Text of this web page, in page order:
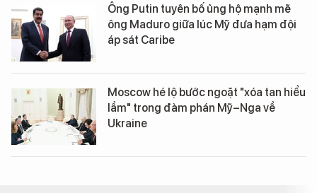
Ông Putin tuyên bố ủng hộ mạnh mẽ
ông Maduro giữa lúc Mỹ đưa hạm đội
áp sát Caribe
Moscow hé lộ bước ngoặt "xóa tan hiểu
lầm" trong đàm phán Mỹ–Nga về
Ukraine